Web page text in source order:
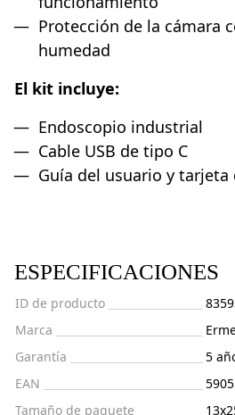
Protección de la cámara
humedad
El kit incluye:
Endoscopio industrial
Cable USB de tipo C
Guía del usuario y tarjeta
ESPECIFICACIONES
ID de producto
Marca
Garantía
5
EAN
Tamaño de paquete